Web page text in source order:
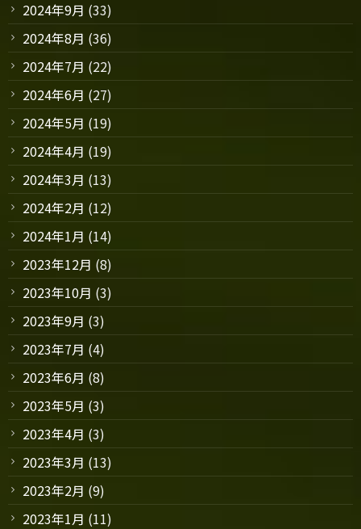
2024年9月 (33)
2024年8月 (36)
2024年7月 (22)
2024年6月 (27)
2024年5月 (19)
2024年4月 (19)
2024年3月 (13)
2024年2月 (12)
2024年1月 (14)
2023年12月 (8)
2023年10月 (3)
2023年9月 (3)
2023年7月 (4)
2023年6月 (8)
2023年5月 (3)
2023年4月 (3)
2023年3月 (13)
2023年2月 (9)
2023年1月 (11)